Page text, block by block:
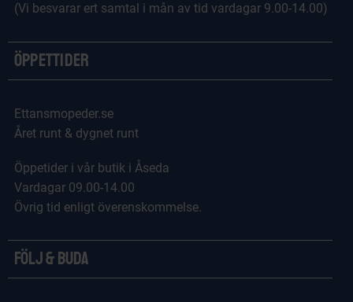
(Vi besvarar ert samtal i mån av tid vardagar 9.00-14.00)
Öppettider
Ettansmopeder.se
Året runt & dygnet runt
Öppetider i vår butik i Åseda
Vardagar 09.00-14.00
Övrig tid enligt överenskommelse.
Följ & Buda